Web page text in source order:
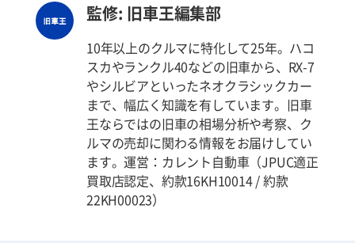
監修: 旧車王編集部
10年以上のクルマに特化して25年。ハコ
スカやランクル40などの旧車から、RX-7
やシルビアといったネオクラシックカー
まで、幅広く知識を有しています。旧車
王ならではの旧車の相場分析や考察、ク
ルマの売却に関わる情報をお届けしてい
ます。運営：カレント自動車（JPUC適正
買取店認定、約款16KH10014 / 約款
22KH00023）